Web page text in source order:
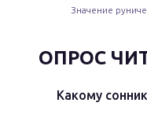
Значение
ОПРОС
Какому